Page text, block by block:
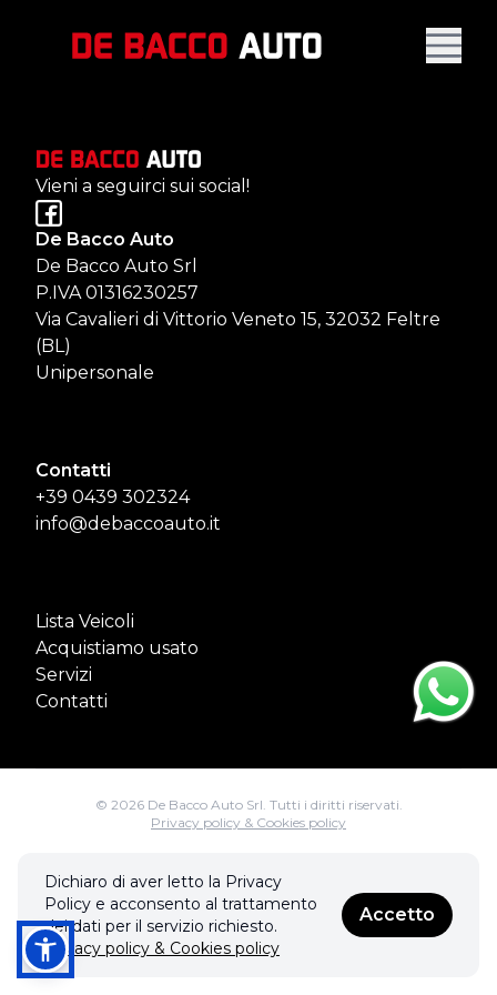
Vieni a seguirci sui social!
De Bacco Auto
De Bacco Auto Srl
P.IVA 01316230257
Via Cavalieri di Vittorio Veneto 15, 32032 Feltre
(BL)
Unipersonale
Contatti
+39 0439 302324
info@debaccoauto.it
Lista Veicoli
Acquistiamo usato
Servizi
Contatti
Dichiaro di aver letto la Privacy
Policy e acconsento al trattamento
dei dati per il servizio richiesto.
Privacy policy & Cookies policy
Accetto
© 2026 De Bacco Auto Srl. Tutti i diritti riservati.
Privacy policy & Cookies policy